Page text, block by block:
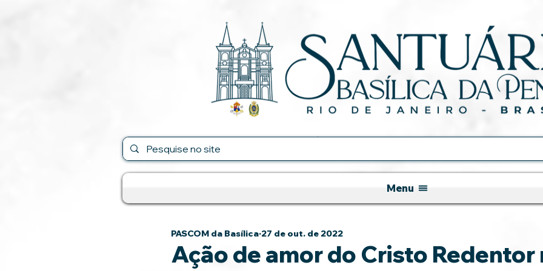
Menu
Ação de amor do Cristo Redentor
PASCOM da Basílica 27 de out. de 2022